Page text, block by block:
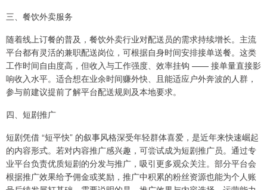
三、餐饮外卖服务
随着线上订餐的普及，餐饮外卖行业对配送员的需求持续增长。主流
平台都有灵活的兼职配送岗位，可根据自身时间安排接单送餐。这类
工作时间自由度高，但收入与工作强度、效率挂钩 —— 接单量直接影
响收入水平。适合想在业余时间赚外快、且能适应户外奔波的人群，
参与前建议提前了解平台配送规则及本地要求。
四、短剧推广
短剧凭借 “短平快” 的叙事风格深受年轻群体喜爱，是近年来快速崛起
的内容形式。若对内容推广感兴趣，可尝试成为短剧推广员。通过专
业平台负责优质短剧的分发与推广，吸引更多观众关注。部分平台会
根据推广效果给予佣金或奖励，推广中积累的粉丝资源也能为个人账